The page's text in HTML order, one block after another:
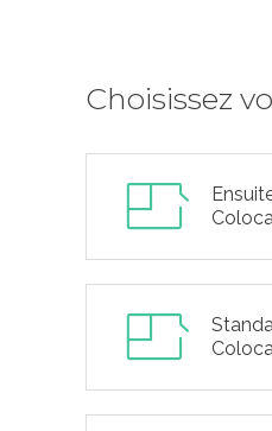
Choisissez